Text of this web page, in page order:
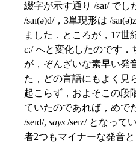
綴字が示す通り /saɪ/ で
/saɪ(ə)d/，3単現形は /
ました．ところが，17世
ɛː/ へと変化したのです．
が，ぞんざいな素早い発
た，どの言語にもよく見
起こらず，およそこの段
ていたのであれば，めで
/seɪd/, says /seɪz/ となって
者2つもマイナーな発音